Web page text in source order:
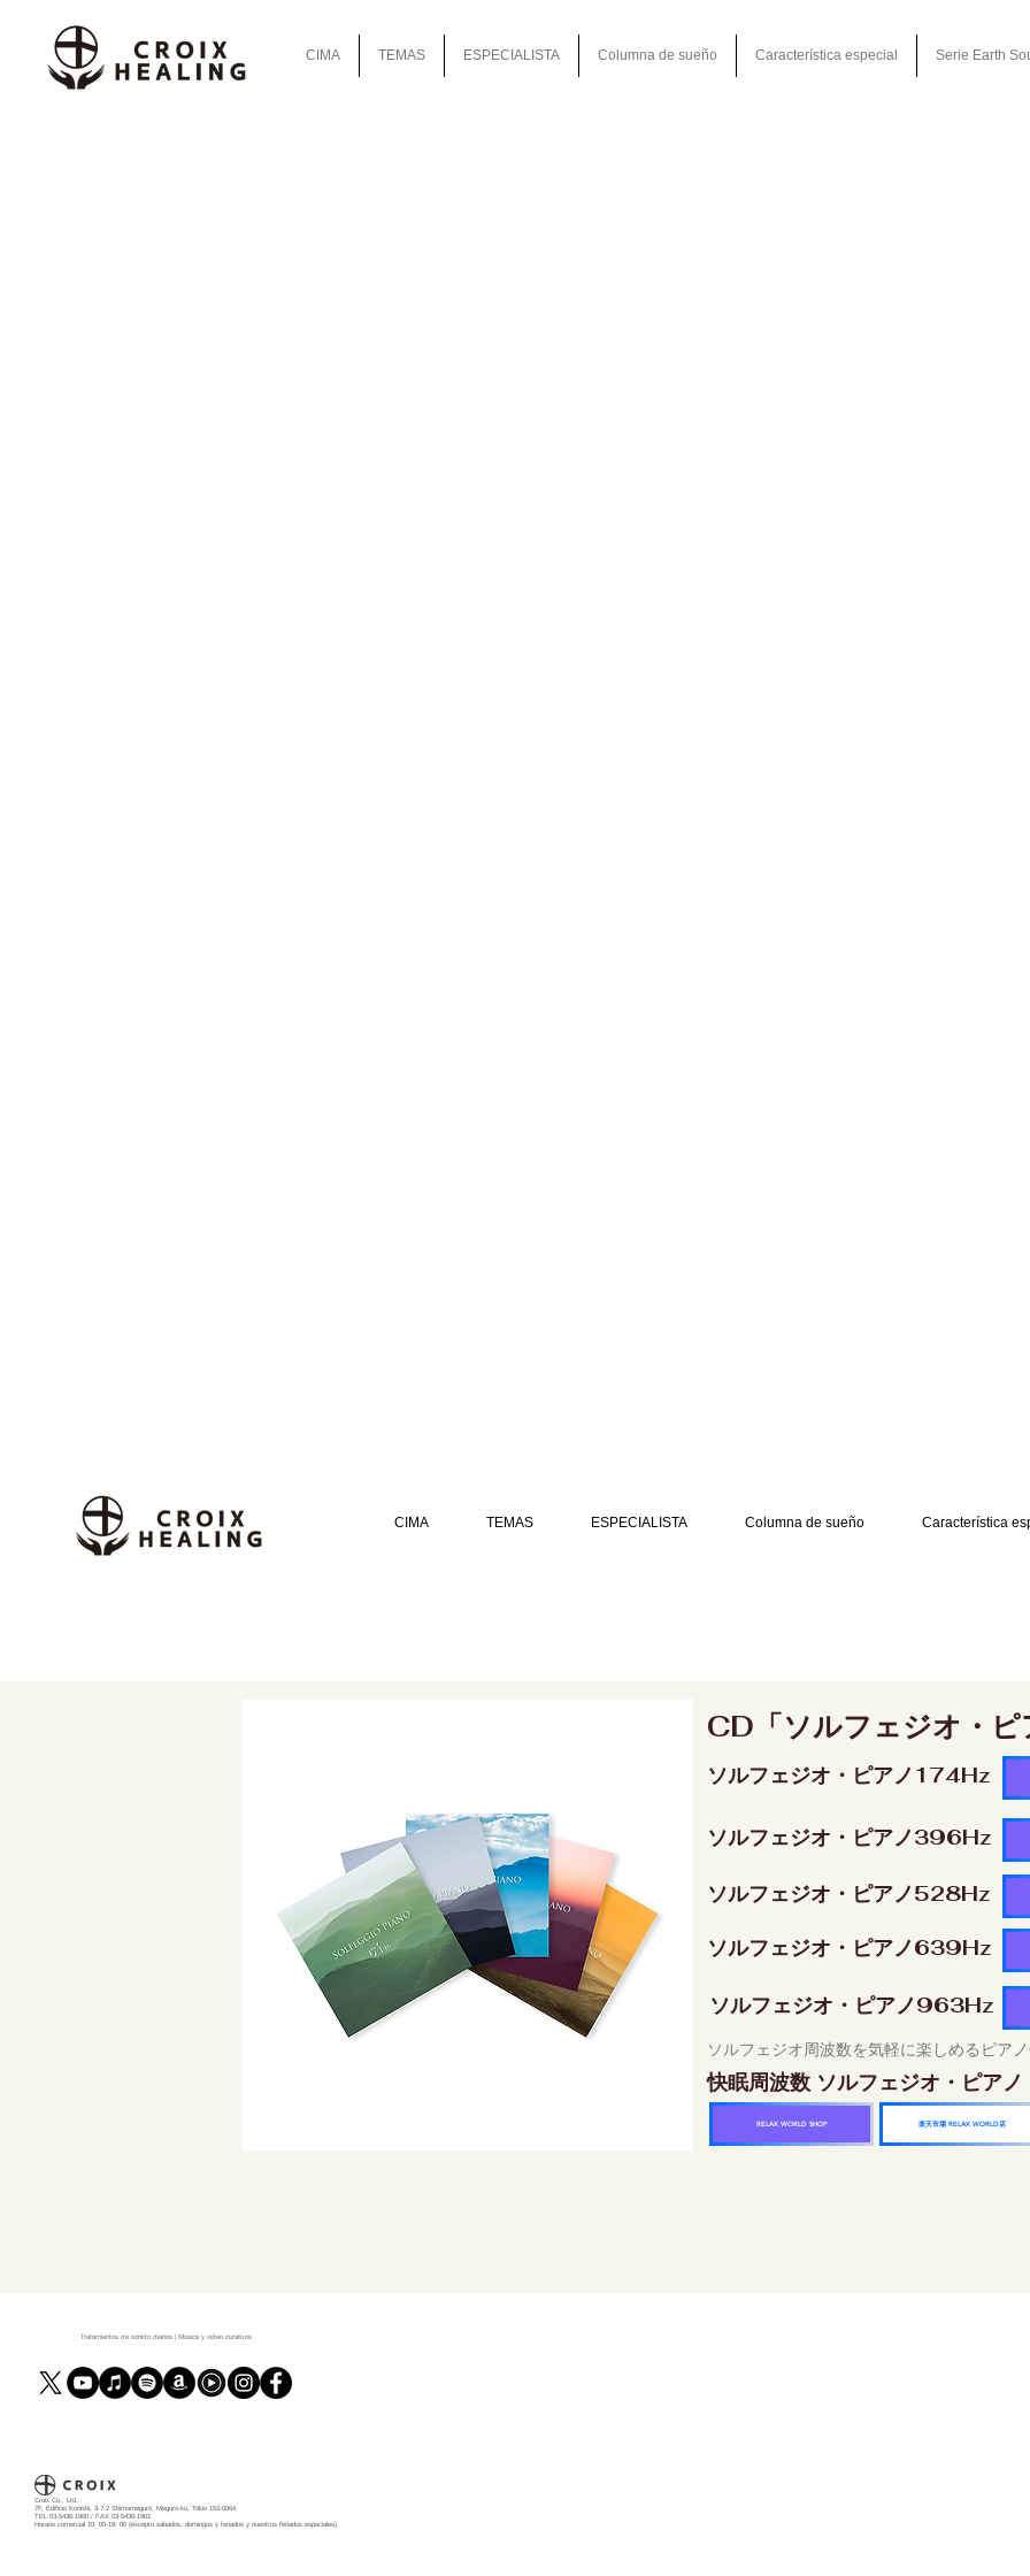
CIMA TEMAS ESPECIALISTA Columna de sueño Característica especial Serie Earth
CIMA TEMAS ESPECIALISTA Columna de sueño Característica
CD「ソルフェジオ・
ソルフェジオ・ピアノ174Hz
ソルフェジオ・ピアノ396Hz
ソルフェジオ・ピアノ528Hz
ソルフェジオ・ピアノ639Hz
ソルフェジオ・ピアノ963Hz
ソルフェジオ周波数を気軽に楽しめるピア
快眠周波数 ソルフェジオ・ピア
RELAX WORLD SHOP 楽天市場 RELAX WORLD店
Tratamientos de sonido diarios | Música y video curativos
Croix Co., Ltd.
7F, Edificio Konishi, 3-7-2 Shimomeguro, Meguro-ku, Tokio 153-0064
TEL 03-5436-1960 / FAX 03-5436-1961
Horario comercial 10: 00-19: 00 (excepto sábados, domingos y feriados y nuestros feriados especiales)